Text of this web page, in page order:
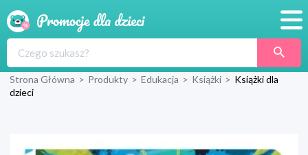
Produkty
Blog
Strona Główna > Produkty > Edukacja > Książki > Książki dla
dzieci